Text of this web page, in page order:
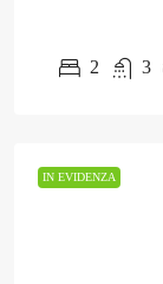
2 3
IN EVIDENZA